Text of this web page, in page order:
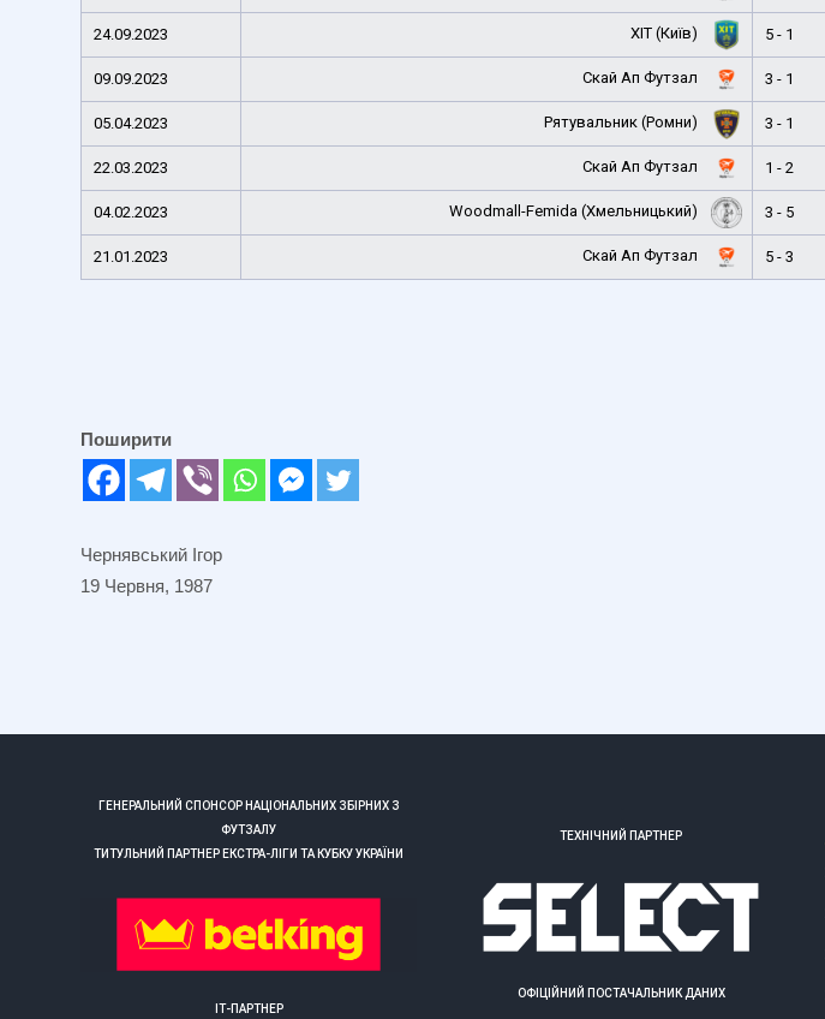
24.09.2023 ХІТ (Київ) 5 - 1
09.09.2023 Скай Ап Футзал 3 - 1
05.04.2023 Рятувальник (Ромни) 3 - 1
22.03.2023 Скай Ап Футзал 1 - 2
04.02.2023 Woodmall-Femida (Хмельницький) 3 - 5
21.01.2023 Скай Ап Футзал 5 - 3
Поширити
Чернявський Ігор
19 Червня, 1987
ГЕНЕРАЛЬНИЙ СПОНСОР НАЦІОНАЛЬНИХ ЗБІРНИХ З
ФУТЗАЛУ
ТИТУЛЬНИЙ ПАРТНЕР ЕКСТРА-ЛІГИ ТА КУБКУ УКРАЇНИ
ІТ-ПАРТНЕР
ТЕХНІЧНИЙ ПАРТНЕР
ОФІЦІЙНИЙ ПОСТАЧАЛЬНИК ДАНИХ